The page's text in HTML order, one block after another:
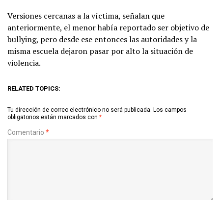
Versiones cercanas a la víctima, señalan que
anteriormente, el menor había reportado ser objetivo de
bullying, pero desde ese entonces las autoridades y la
misma escuela dejaron pasar por alto la situación de
violencia.
RELATED TOPICS:
Tu dirección de correo electrónico no será publicada. Los campos
obligatorios están marcados con *
Comentario *